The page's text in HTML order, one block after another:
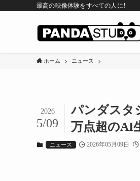
最高の映像体験をすべての人に！
ホーム ニュース
パンダスタ
万点超のAI
2026
5/09
ニュース 2026年05月09日